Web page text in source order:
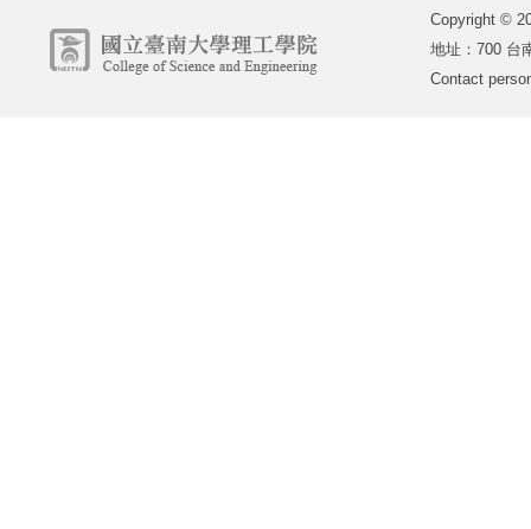
Copyright ©
地址：700 台
Contact